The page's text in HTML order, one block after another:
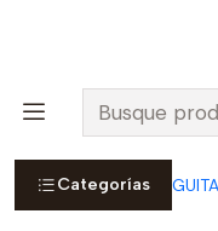
Categorías
Por compras sobre
Padre Hurtado,
Inicio ERNIE
Cuerdas
Cuerdas